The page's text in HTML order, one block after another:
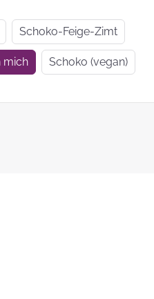
Geschenkideen
zur Einschulung
Schoko-Feige-Zimt
mich Schoko (vegan)